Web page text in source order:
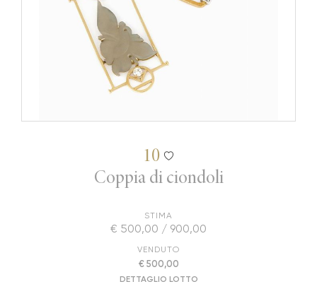
10
Coppia di ciondoli
STIMA
€ 500,00 / 900,00
VENDUTO
€ 500,00
DETTAGLIO LOTTO